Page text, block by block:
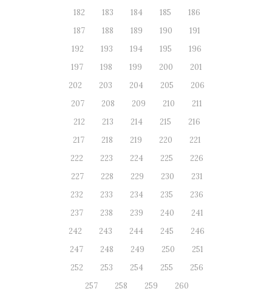
182
183 184 185
186
187
188 189 190
191
192
193 194 195
196
197
198 199 200
201
202
203 204 205
206
207
208 209 210
211
212
213 214 215
216
217
218 219 220
221
222
223 224 225
226
227
228 229 230
231
232
233 234 235
236
237
238 239 240
241
242
243 244 245
246
247
248 249 250
251
252
253 254 255
256
257
258 259 260